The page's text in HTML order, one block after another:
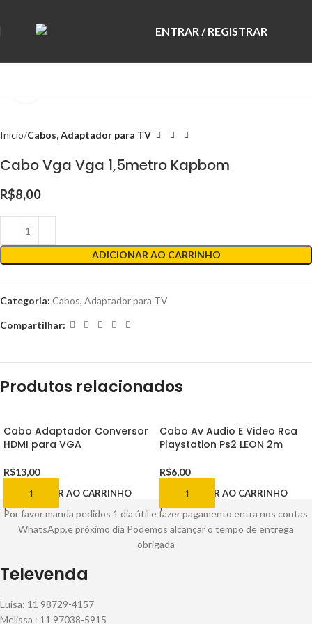
ENTRAR / REGISTRAR
Início Cabos, Adaptador para TV
Cabo Vga Vga 1,5metro Kapbom
R$8,00
ADICIONAR AO CARRINHO
Categoria: Cabos, Adaptador para TV
Compartilhar:
Produtos relacionados
Cabo Adaptador Conversor
HDMI para VGA
R$13,00
ADICIONAR AO CARRINHO
Cabo Av Audio E Video Rca
Playstation Ps2 LEON 2m
R$6,00
ADICIONAR AO CARRINHO
Por favor manda pedidos 1 dia útil e fazer pagamento entra nos contas
WhatsApp,e próximo dia Podemos alcançar o tempo de entrega
obrigada
Televenda
Luisa: 11 98729-4157
Melissa : 11 97038-5915